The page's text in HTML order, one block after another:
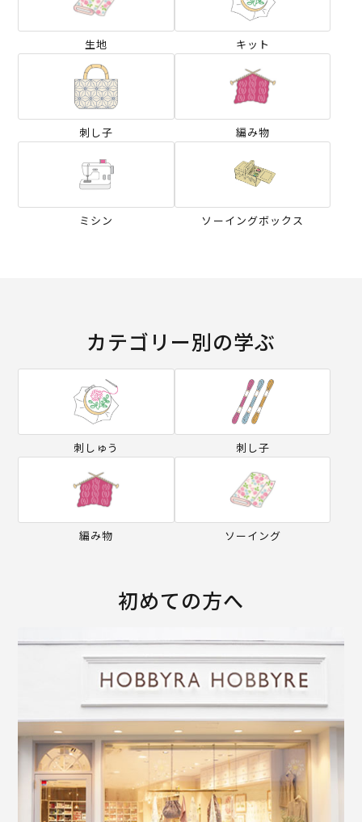
生地 キット
刺し子 編み物
ミシン ソーイングボックス
カテゴリー別の学ぶ
刺しゅう 刺し子
編み物 ソーイング
初めての方へ